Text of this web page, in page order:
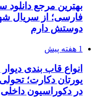
بهترین مرجع دانلود
فارسی؛ از سریال
دوستش دارم
1 هفته پیش
انواع قاب بندی
یورتان دکارت؛
در دکوراسیون داخلی